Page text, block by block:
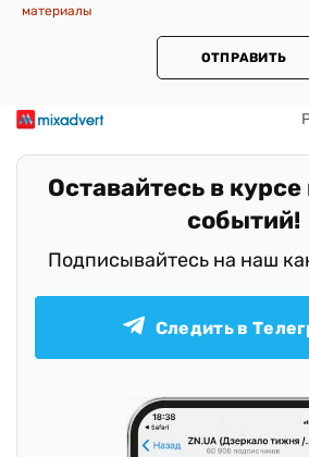
материалы
ОТПРАВИТЬ
Оставайтесь в
событий!
Подписывайтесь на наш
Следить в